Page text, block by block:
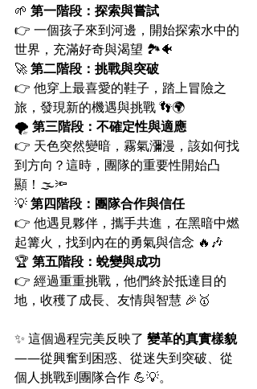
🌱 第一階段：探索與嘗試
👉 一個孩子來到河邊，開始探索水中的
世界，充滿好奇與渴望 🏞️🐠
🚀 第二階段：挑戰與突破
👉 他穿上最喜愛的鞋子，踏上冒險之
旅，發現新的機遇與挑戰 👣🌍
🌪 第三階段：不確定性與適應
👉 天色突然變暗，霧氣瀰漫，該如何找
到方向？這時，團隊的重要性開始凸
顯！🌫️🔦
💡 第四階段：團隊合作與信任
👉 他遇見夥伴，攜手共進，在黑暗中燃
起篝火，找到內在的勇氣與信念 🔥🎶
🏆 第五階段：蛻變與成功
👉 經過重重挑戰，他們終於抵達目的
地，收穫了成長、友情與智慧 🎉🥇
✨ 這個過程完美反映了 變革的真實樣貌
——從興奮到困惑、從迷失到突破、從
個人挑戰到團隊合作 💪💡。